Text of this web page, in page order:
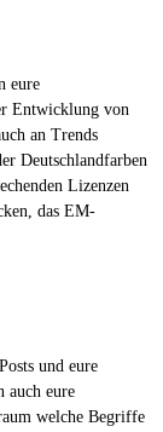
eure
Entwicklung von
an Trends
Deutschlandfarben
Lizenzen
das EM-
und eure
auch eure
welche Begriffe